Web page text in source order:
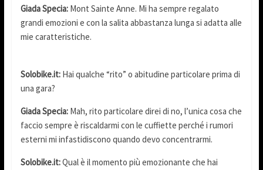
Giada Specia:Mont Sainte Anne. Mi ha sempre regalato
grandi emozioni e con la salita abbastanza lunga si adatta alle
mie caratteristiche.
Solobike.it:Hai qualche “rito” o abitudine particolare prima di
una gara?
Giada Specia:Mah, rito particolare direi di no, l’unica cosa che
faccio sempre è riscaldarmi con le cuffiette perché i rumori
esterni mi infastidiscono quando devo concentrarmi.
Solobike.it:Qual è il momento più emozionante che hai